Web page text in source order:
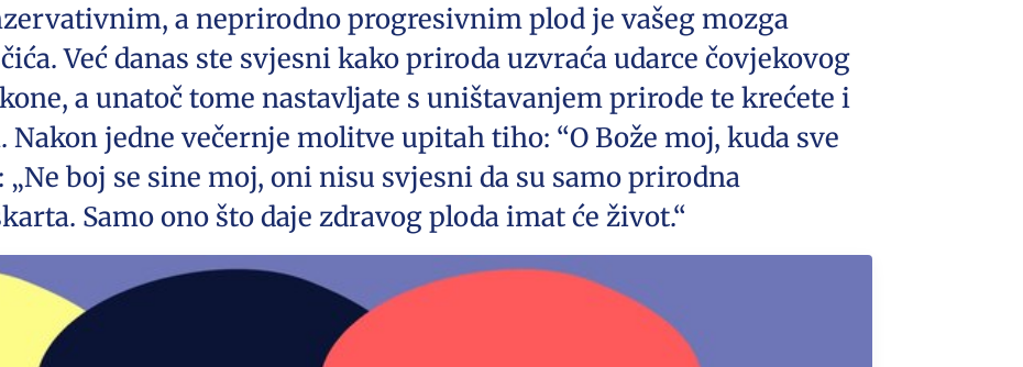
a neprirodno progresivnim plod je vašeg mozga
Već danas ste svjesni kako priroda uzvraća udarce čovjekovog
a unatoč tome nastavljate s uništavanjem prirode te krećete i
jedne večernje molitve upitah tiho: “O Bože moj, kuda sve
„Ne boj se sine moj, oni nisu svjesni da su samo prirodna
Samo ono što daje zdravog ploda imat će život.“